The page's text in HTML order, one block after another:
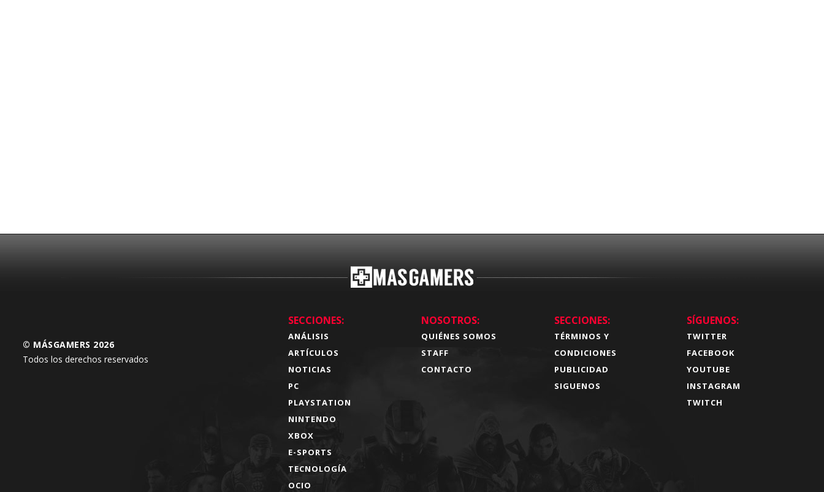
© MÁSGAMERS 2026
Todos los derechos reservados
SECCIONES:
ANÁLISIS
ARTÍCULOS
NOTICIAS
PC
PLAYSTATION
NINTENDO
XBOX
E-SPORTS
TECNOLOGÍA
OCIO
NOSOTROS:
QUIÉNES SOMOS
STAFF
CONTACTO
SECCIONES:
TÉRMINOS Y
CONDICIONES
PUBLICIDAD
SIGUENOS
SÍGUENOS:
TWITTER
FACEBOOK
YOUTUBE
INSTAGRAM
TWITCH